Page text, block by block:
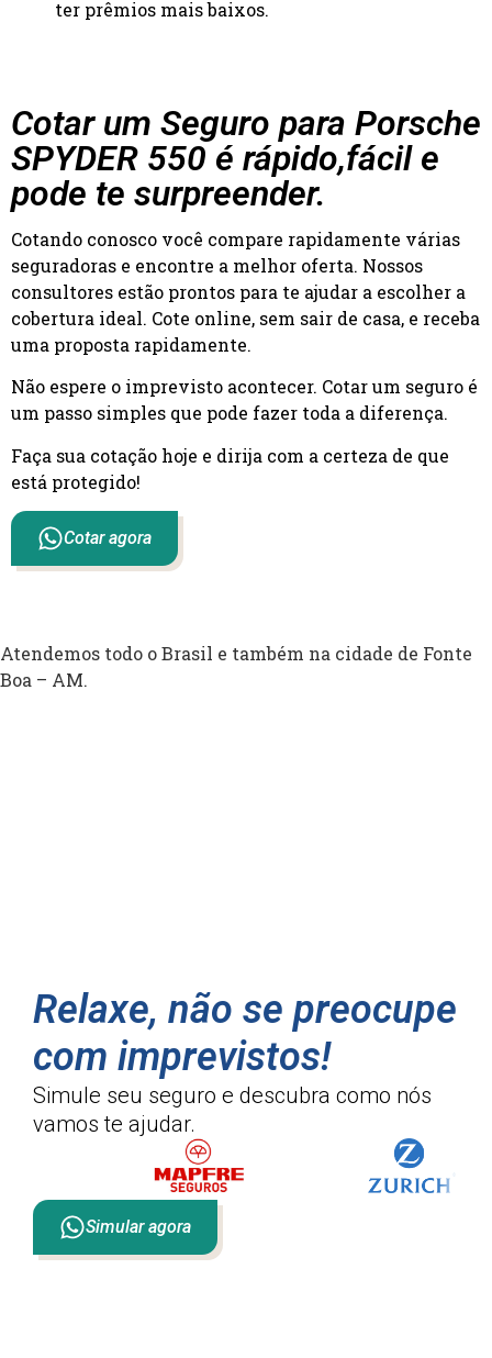
ter prêmios mais baixos.
Cotar um Seguro para Porsche
SPYDER 550 é rápido,fácil e
pode te surpreender.
Cotando conosco você compare rapidamente várias
seguradoras e encontre a melhor oferta. Nossos
consultores estão prontos para te ajudar a escolher a
cobertura ideal. Cote online, sem sair de casa, e receba
uma proposta rapidamente.
Não espere o imprevisto acontecer. Cotar um seguro é
um passo simples que pode fazer toda a diferença.
Faça sua cotação hoje e dirija com a certeza de que
está protegido!
Cotar agora
Atendemos todo o Brasil e também na cidade de Fonte
Boa – AM.
Relaxe, não se preocupe
com imprevistos!
Simule seu seguro e descubra como nós
vamos te ajudar.
Simular agora